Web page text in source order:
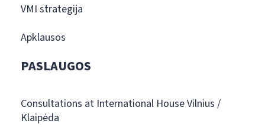
VMI strategija
Apklausos
PASLAUGOS
Consultations at International House Vilnius /
Klaipėda